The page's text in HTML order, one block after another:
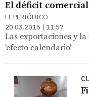
El déficit
EL PERIÓDICO
20.03.2015 | 11:57
Las exportaciones y
'efecto calendario'